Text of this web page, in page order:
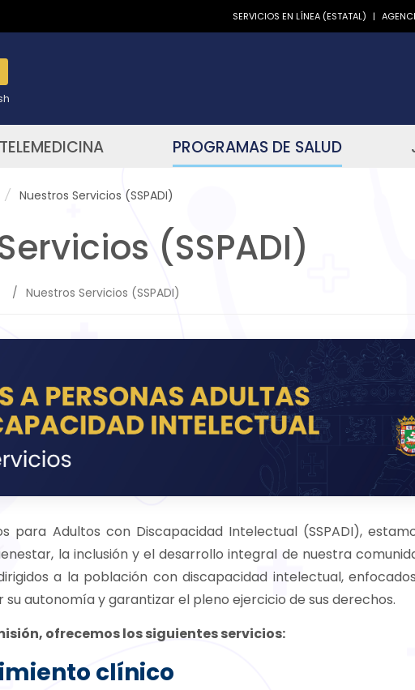
SERVICIOS EN LÍNEA (ESTATAL) |
PROGRAMAS DE SALUD
/ Nuestros Servicios (SSPADI)
(SSPADI)
/ Nuestros Servicios (SSPADI)
para Adultos con Discapacidad Intelectual (SSPADI),
la inclusión y el desarrollo integral de nuestra
a la población con discapacidad intelectual,
su autonomía y garantizar el pleno ejercicio de sus derechos.
ofrecemos los siguientes servicios:
clínico